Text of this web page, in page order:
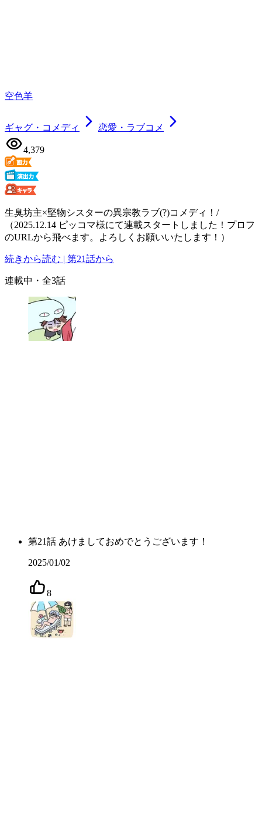
空色羊
ギャグ・コメディ 恋愛・ラブコメ
4,379
生臭坊主×堅物シスターの異宗教ラブ(?)コメディ！/
（2025.12.14 ピッコマ様にて連載スタートしました！プロフ
のURLから飛べます。よろしくお願いいたします！）
続きから読む | 第21話から
連載中 ・全3話
第21話 あけましておめでとうございます！
2025/01/02
8